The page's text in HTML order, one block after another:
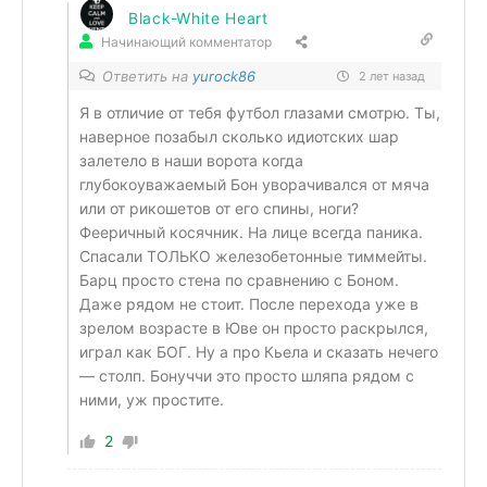
Black-White Heart
Начинающий комментатор
Ответить на yurock86 2 лет назад
Я в отличие от тебя футбол глазами смотрю. Ты,
наверное позабыл сколько идиотских шар
залетело в наши ворота когда
глубокоуважаемый Бон уворачивался от мяча
или от рикошетов от его спины, ноги?
Фееричный косячник. На лице всегда паника.
Спасали ТОЛЬКО железобетонные тиммейты.
Барц просто стена по сравнению с Боном.
Даже рядом не стоит. После перехода уже в
зрелом возрасте в Юве он просто раскрылся,
играл как БОГ. Ну а про Кьела и сказать нечего
— столп. Бонуччи это просто шляпа рядом с
ними, уж простите.
2